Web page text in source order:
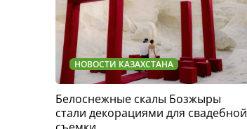
НОВОСТИ КАЗАХСТАНА
Белоснежные скалы Бозжыры
стали декорациями для свадебной